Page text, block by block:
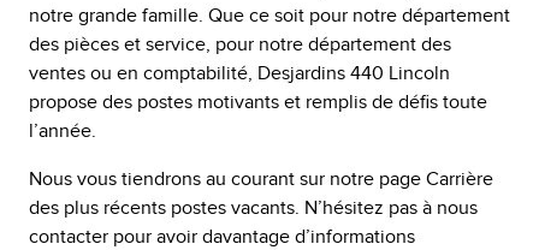
notre grande famille. Que ce soit pour notre département
des pièces et service, pour notre département des
ventes ou en comptabilité, Desjardins 440 Lincoln
propose des postes motivants et remplis de défis toute
l’année.
Nous vous tiendrons au courant sur notre page Carrière
des plus récents postes vacants. N’hésitez pas à nous
contacter pour avoir davantage d’informations